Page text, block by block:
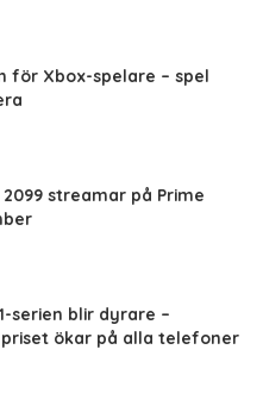
för Xbox-spelare – spel
streamar på Prime
serien blir dyrare –
ökar på alla telefoner